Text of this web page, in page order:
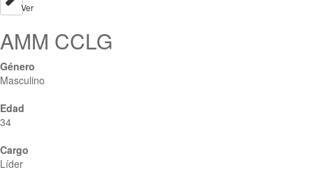
Ver
AMM CCLG
Género
Masculino
Edad
34
Cargo
Líder